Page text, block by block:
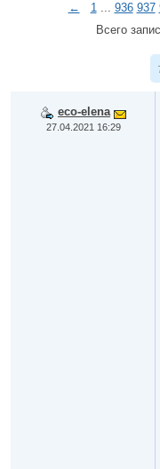
← 1... 936 937
Всего
eco-elena
27.04.2021 16:29